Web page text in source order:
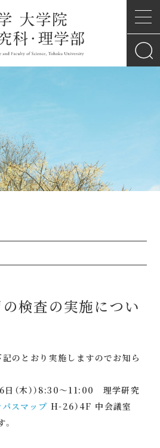
検査の実施につい
のとおり実施しますのでお知ら
日（木））8:30～11:00 理学研究
パスマップ H-26）4F 中会議室